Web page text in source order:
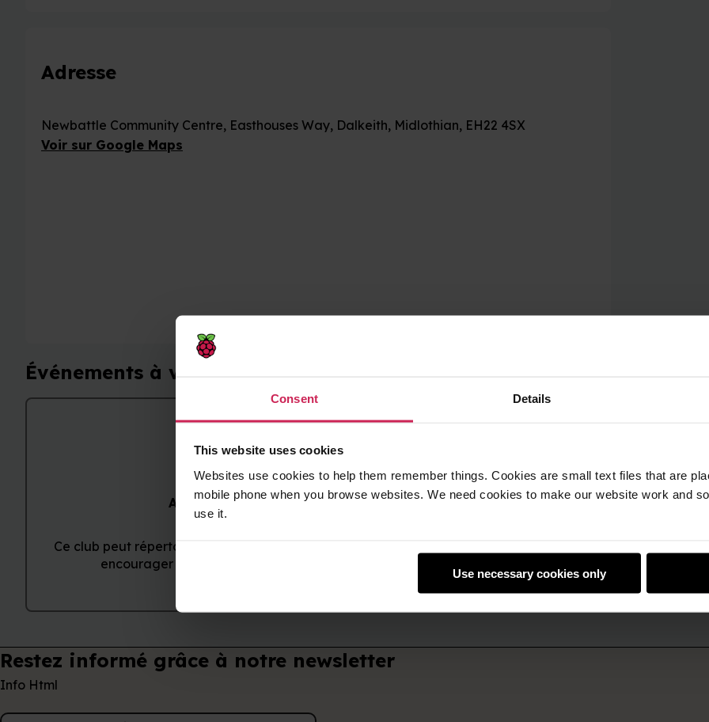
Consent Details
This website uses cookies
Websites use cookies to help them remember things. Cookies are small text files that are
mobile phone when you browse websites. We need cookies to make our website work and
use it.
Use necessary cookies only
Adresse
Newbattle Community Centre, Easthouses Way, Dalkeith, Midlothian, EH22 4SX
Voir sur Google Maps
Événements à venir
Aucun événement à venir
Ce club peut répertorier ses événements sur un autre site web ou
encourager les gens à y assister sans réservation.
Restez informé grâce à notre newsletter
Info Html